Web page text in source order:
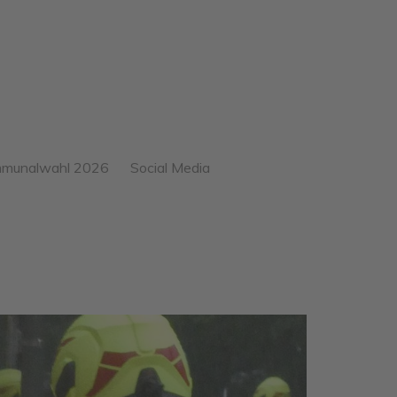
2026
Vita von Claudia O`Hara-
Jung
Warum UWG…
ersten 11 und Helmut
Plätze 13-40
Social Media